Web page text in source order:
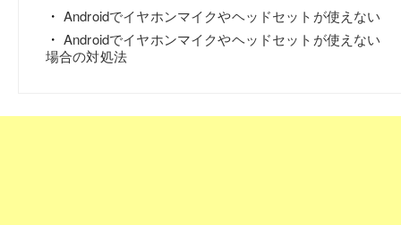
Androidでイヤホンマイクやヘッドセットが使えない
Androidでイヤホンマイクやヘッドセットが使えない
場合の対処法